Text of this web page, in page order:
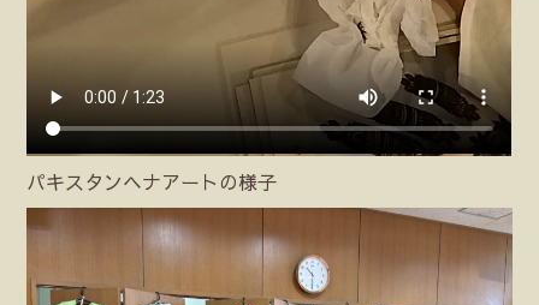
パキスタンヘナアートの様子